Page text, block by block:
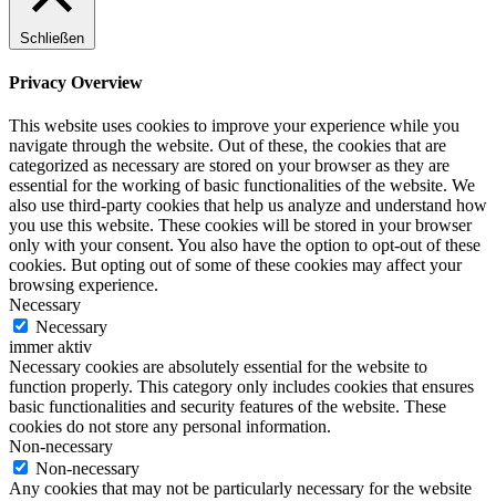
Schließen
Privacy Overview
This website uses cookies to improve your experience while you
navigate through the website. Out of these, the cookies that are
categorized as necessary are stored on your browser as they are
essential for the working of basic functionalities of the website. We
also use third-party cookies that help us analyze and understand how
you use this website. These cookies will be stored in your browser
only with your consent. You also have the option to opt-out of these
cookies. But opting out of some of these cookies may affect your
browsing experience.
Necessary
Necessary
immer aktiv
Necessary cookies are absolutely essential for the website to
function properly. This category only includes cookies that ensures
basic functionalities and security features of the website. These
cookies do not store any personal information.
Non-necessary
Non-necessary
Any cookies that may not be particularly necessary for the website